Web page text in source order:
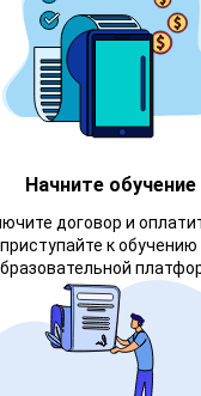
Начните обучение
договор и
к